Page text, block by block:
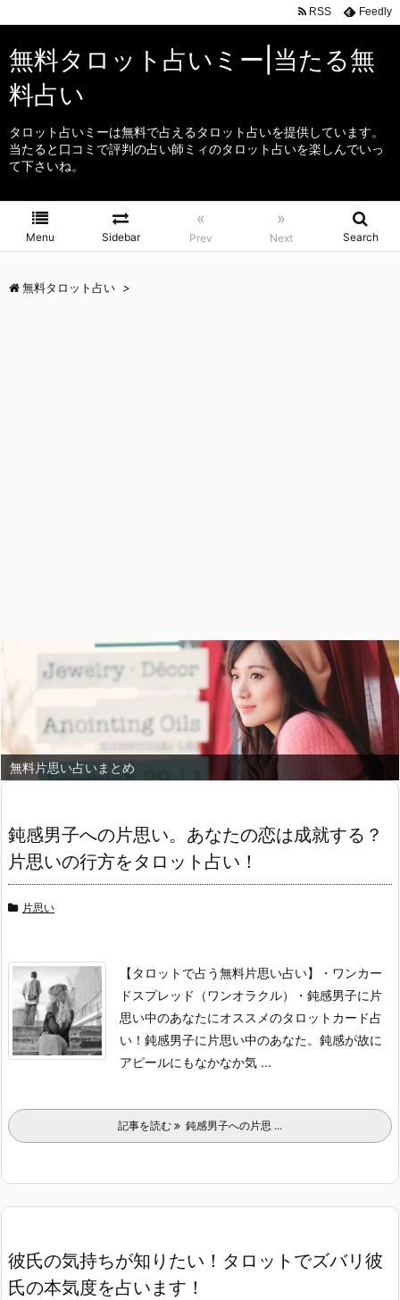
無料タロット占いミー|当たる無
料占い
タロット占いミーは無料で占えるタロット占いを提供しています。
当たると口コミで評判の占い師ミィのタロット占いを楽しんでいっ
て下さいね。
Menu Sidebar
«
Prev
»
Next Search
RSS Feedly
無料タロット占い >
無料恋愛占いまとめ
鈍感男子への片思い。あなたの恋は成就する？
片思いの行方をタロット占い！
片思い
【タロットで占う無料片思い占い】
・ワンカー
ドスプレッド（ワンオラクル）
・鈍感男子に片
思い中のあなたにオススメのタロットカード占
い！ 鈍感男子に片思い中のあなた。 鈍感が故に
アピールにもなかなか気 ...
記事を読む 鈍感男子への片思 ...
彼氏の気持ちが知りたい！タロットでズバリ彼
氏の本気度を占います！